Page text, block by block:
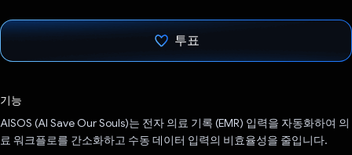
투표
기능
AISOS (AI Save Our Souls)는 전자 의료 기록 (EMR) 입력을 자동화하여 의
료 워크플로를 간소화하고 수동 데이터 입력의 비효율성을 줄입니다.